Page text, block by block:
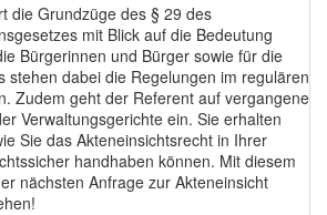
die Grundzüge des § 29 des
mit Blick auf die Bedeutung
Bürgerinnen und Bürger sowie für die
stehen dabei die Regelungen im regulären
Zudem geht der Referent auf vergangene
Verwaltungsgerichte ein. Sie erhalten
Sie das Akteneinsichtsrecht in Ihrer
handhaben können. Mit diesem
nächsten Anfrage zur Akteneinsicht